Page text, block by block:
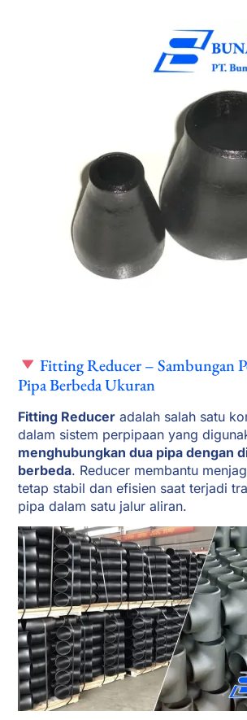
Fitting Reducer – Sambungan
Pipa Berbeda Ukuran
Fitting Reducer adalah salah satu
dalam sistem perpipaan yang
menghubungkan dua pipa dengan
berbeda. Reducer membantu
tetap stabil dan efisien saat terjadi
pipa dalam satu jalur aliran.